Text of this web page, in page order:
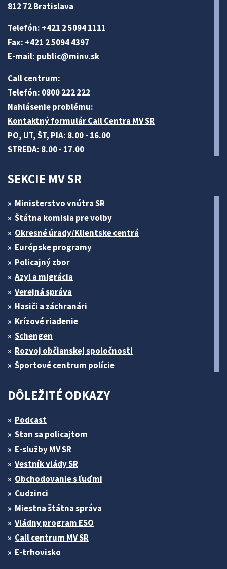
812 72 Bratislava
Telefón: +421 2 5094 1111
Fax: +421 2 5094 4397
E-mail: public@minv.sk
Call centrum:
Telefón: 0800 222 222
Nahlásenie problému:
Kontaktný formulár Call Centra MV SR
PO, UT, ŠT, PIA: 8.00 - 16.00
STREDA: 8.00 - 17.00
SEKCIE MV SR
Ministerstvo vnútra SR
Štátna komisia pre volby
Okresné úrady/Klientske centrá
Európske programy
Policajný zbor
Azyl a migrácia
Verejná správa
Hasiči a záchranári
Krízové riadenie
Schengen
Rozvoj občianskej spoločnosti
Športové centrum polície
DÔLEŽITÉ ODKAZY
Podcast
Stan sa policajtom
E-služby MV SR
Vestník vlády SR
Obchodovanie s ľuďmi
Cudzinci
Miestna štátna správa
Vládny program ESO
Call centrum MV SR
E-trhovisko